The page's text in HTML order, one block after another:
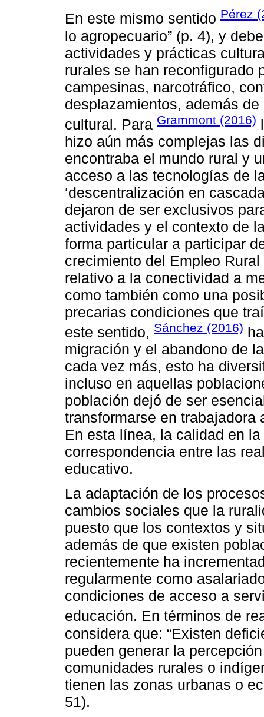
En este mismo sentido Pérez
lo agropecuario” (p. 4), y
actividades y prácticas
rurales se han reconfigurado
campesinas, narcotráfico,
desplazamientos, además
cultural. Para Grammont (2016)
hizo aún más complejas las
encontraba el mundo rural y
acceso a las tecnologías de
‘descentralización en
dejaron de ser exclusivos
actividades y el contexto de
forma particular a participar
crecimiento del Empleo
relativo a la conectividad a
como también como una
precarias condiciones que
este sentido, Sánchez (2016)
migración y el abandono de
cada vez más, esto ha
incluso en aquellas
población dejó de ser
transformarse en
En esta línea, la calidad en
correspondencia entre las
educativo.
La adaptación de los
cambios sociales que la
puesto que los contextos y
además de que existen
recientemente ha
regularmente como
condiciones de acceso a
educación. En términos de
considera que: “Existen
pueden generar la
comunidades rurales o
tienen las zonas urbanas o
51).